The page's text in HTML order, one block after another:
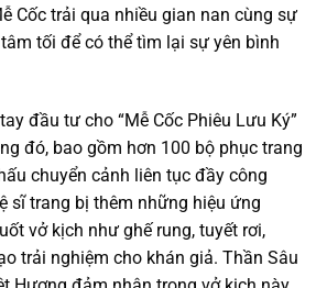
Cốc trải qua nhiều gian nan cùng sự
tối để có thể tìm lại sự yên bình
đầu tư cho “Mễ Cốc Phiêu Lưu Ký”
đó, bao gồm hơn 100 bộ phục trang
chuyển cảnh liên tục đầy công
sĩ trang bị thêm những hiệu ứng
vở kịch như ghế rung, tuyết rơi,
trải nghiệm cho khán giả. Thần Sâu